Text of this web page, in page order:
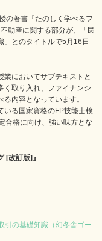
の著書『たのしく学べるフ
動産に関する部分が、「民
」とのタイトルで5月16日
においてサブテキストと
く取り入れ、ファイナンシ
内容となっています。
いる国家資格のFP技能士検
合格に向け、強い味方とな
[改訂版]』
引の基礎知識（幻冬舎ゴー